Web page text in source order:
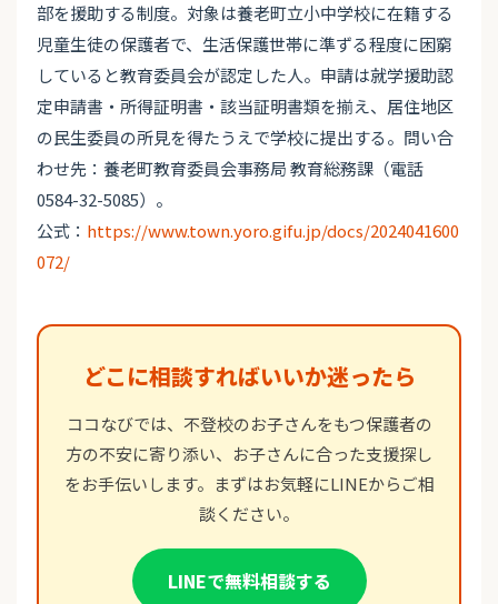
部を援助する制度。対象は養老町立小中学校に在籍する
児童生徒の保護者で、生活保護世帯に準ずる程度に困窮
していると教育委員会が認定した人。申請は就学援助認
定申請書・所得証明書・該当証明書類を揃え、居住地区
の民生委員の所見を得たうえで学校に提出する。問い合
わせ先：養老町教育委員会事務局 教育総務課（電話
0584-32-5085）。
公式： https://www.town.yoro.gifu.jp/docs/2024041600
072/
どこに相談すればいいか迷ったら
ココなびでは、不登校のお子さんをもつ保護者の
方の不安に寄り添い、お子さんに合った支援探し
をお手伝いします。まずはお気軽にLINEからご相
談ください。
LINEで無料相談する